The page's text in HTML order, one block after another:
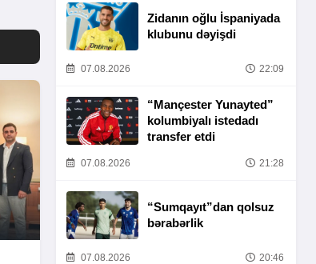
Zidanın oğlu İspaniyada
klubunu dəyişdi
07.08.2026 22:09
“Mançester Yunayted”
kolumbiyalı istedadı
transfer etdi
07.08.2026 21:28
“Sumqayıt”dan qolsuz
bərabərlik
07.08.2026 20:46